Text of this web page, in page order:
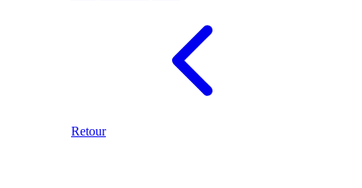
Retour